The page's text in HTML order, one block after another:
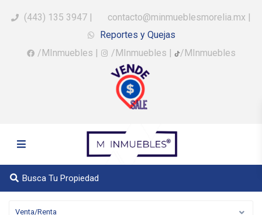
(443) 135 3947 | contacto@minmueblesmorelia.mx |
Reportes y Quejas
/MInmuebles | /MInmuebles | /MInmuebles
Busca Tu Propiedad
Venta/Renta